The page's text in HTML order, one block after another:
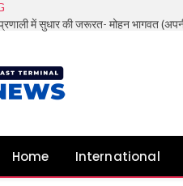
Home International